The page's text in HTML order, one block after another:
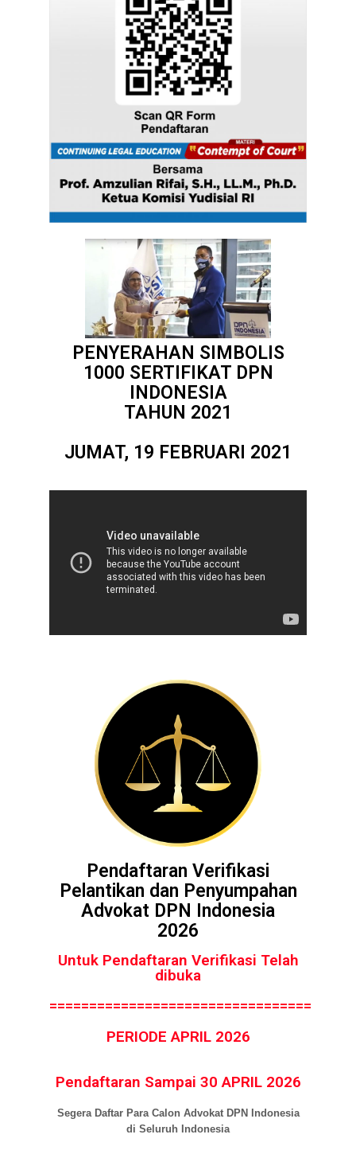
PENYERAHAN SIMBOLIS
1000 SERTIFIKAT DPN
INDONESIA
TAHUN 2021
JUMAT, 19 FEBRUARI 2021
Pendaftaran Verifikasi
Pelantikan dan Penyumpahan
Advokat DPN Indonesia
2026
Untuk Pendaftaran Verifikasi Telah
dibuka
=================================
PERIODE APRIL 2026
Pendaftaran Sampai 30 APRIL 2026
Segera Daftar Para Calon Advokat DPN Indonesia
di Seluruh Indonesia